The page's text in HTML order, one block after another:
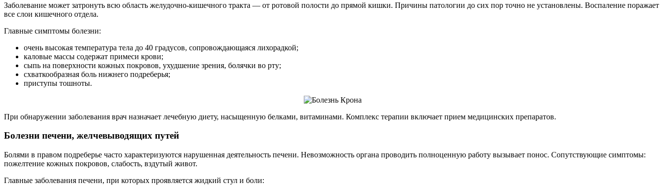
Заболевание может затронуть всю область желудочно-кишечного тракта — от ротовой полости до прямой кишки. Причины патологии до сих пор точно не установлены. Воспаление поражает
все слои кишечного отдела.
Главные симптомы болезни:
очень высокая температура тела до 40 градусов, сопровождающаяся лихорадкой;
каловые массы содержат примеси крови;
сыпь на поверхности кожных покровов, ухудшение зрения, болячки во рту;
схваткообразная боль нижнего подреберья;
приступы тошноты.
При обнаружении заболевания врач назначает лечебную диету, насыщенную белками, витаминами. Комплекс терапии включает прием медицинских препаратов.
Болезни печени, желчевыводящих путей
Болями в правом подреберье часто характеризуются нарушенная деятельность печени. Невозможность органа проводить полноценную работу вызывает понос. Сопутствующие симптомы:
пожелтение кожных покровов, слабость, вздутый живот.
Главные заболевания печени, при которых проявляется жидкий стул и боли: